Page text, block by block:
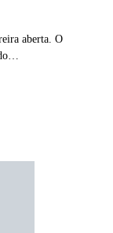
aberta. O